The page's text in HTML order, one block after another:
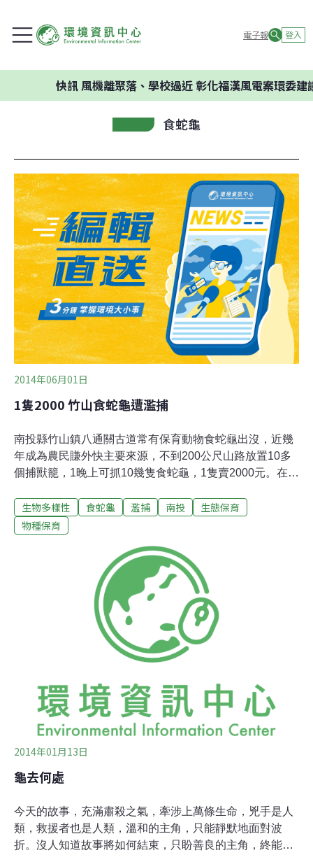
電子報 登入
風機離聚落、學校過近 彰化福漢風電案環委建議不應
食蛇龜
2014年06月01日
1隻2000 竹山食蛇龜遭濫捕
南投縣竹山鎮八通關古道常有保育動物食蛇龜出沒，近幾
年成為農民賺外快主要來源，不到200公尺山路放置10多
個捕獸籠，1晚上可抓10幾隻食蛇龜，1隻賣2000元。在地
筋動到常在竹林出沒的食蛇龜，運氣好的話，1晚上可捕
到10多隻食蛇龜，1隻約1.5公斤，成為補貼經濟重要來
轉向台灣、日本收購，價格以重量計算，每公斤1500元至
2000元不等。「看到捕龜這麼好賺，誰還要辛苦砍竹、挖
筍？」老農短效性補貼的投機心理，將永續性的竹林產業
經營拋諸腦後，地方上有保育概念的居民也都敢怒不敢
言，「因為違法盜獵的可能就是你的親戚或鄰居」。食蛇
龜並不吃蛇，是台灣唯一陸棲龜類，以落果、昆蟲維生，
生活在低海拔山地中，從蛋孵出到性成熟需8至10年。食
岌可危。根據野生動物保護法
生物多樣性 食蛇龜 濫捕 南投
生態保育
物種保育
2014年01月13日
龜去何處
今天的故事，充滿肅殺之氣，牽涉上萬條生命，兇手是人
類，救援者也是人類，溫和的主角，只能靜默地面對波
折。沒人知道故事將如何結束，只盼善良的主角，終能找